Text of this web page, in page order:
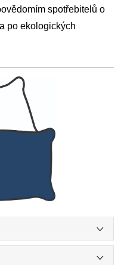
spotřebitelů o
po ekologických